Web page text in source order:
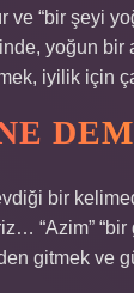
ve “bir şeyi
yoğun bir
iyilik için
bir
“Azim”
gitmek